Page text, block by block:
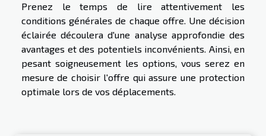
Prenez le temps de lire attentivement les
conditions générales de chaque offre. Une décision
éclairée découlera d'une analyse approfondie des
avantages et des potentiels inconvénients. Ainsi, en
pesant soigneusement les options, vous serez en
mesure de choisir l'offre qui assure une protection
optimale lors de vos déplacements.